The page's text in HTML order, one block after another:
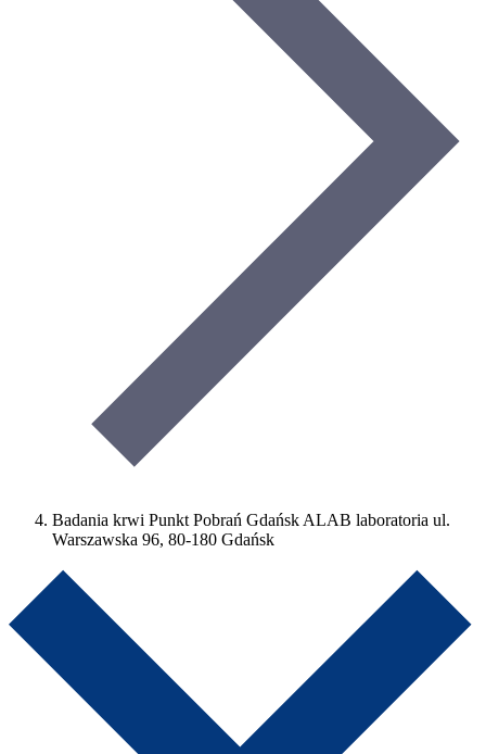
Badania krwi Punkt Pobrań Gdańsk ALAB laboratoria ul.
Warszawska 96, 80-180 Gdańsk